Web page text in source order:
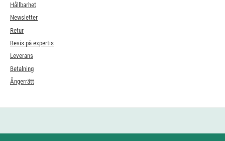
Hållbarhet
Newsletter
Retur
Bevis på expertis
Leverans
Betalning
Ångerrätt